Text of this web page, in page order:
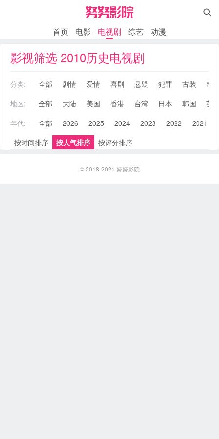

首页 电影 电视剧 综艺 动漫
影视筛选 2010历史电视剧
分类: 全部 剧情 爱情 喜剧 悬疑 犯罪 古装
奇
地区:
全部 大陆 美国 香港 台湾 日本 韩国
英
年代:
全部 2026 2025 2024 2023 2022 2021
按时间排序
按人气排序 按评分排序
© 2018-2021 努努影院